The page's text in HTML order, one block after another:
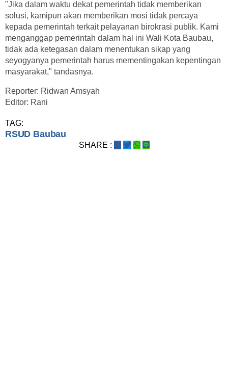
"Jika dalam waktu dekat pemerintah tidak memberikan
solusi, kamipun akan memberikan mosi tidak percaya
kepada pemerintah terkait pelayanan birokrasi publik. Kami
menganggap pemerintah dalam hal ini Wali Kota Baubau,
tidak ada ketegasan dalam menentukan sikap yang
seyogyanya pemerintah harus mementingakan kepentingan
masyarakat," tandasnya.
Reporter: Ridwan Amsyah
Editor: Rani
TAG:
RSUD Baubau
SHARE :